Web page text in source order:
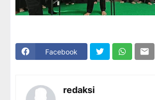
Facebook
redaksi